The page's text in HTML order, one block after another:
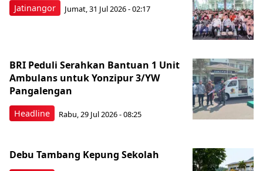
Jatinangor Jumat, 31 Jul 2026 - 02:17
Headline
BRI Peduli Serahkan Bantuan 1 Unit
Ambulans untuk Yonzipur 3/YW
Pangalengan
Rabu, 29 Jul 2026 - 08:25
Debu Tambang Kepung Sekolah